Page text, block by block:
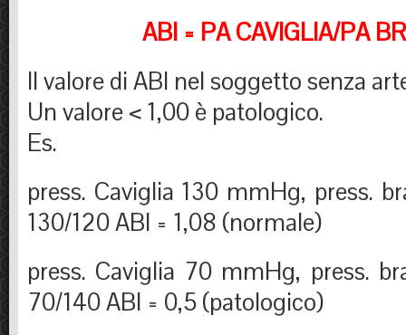
ABI = PA CAVIGLIA/PA
Il valore di ABI nel soggetto senza
Un valore < 1,00 è patologico.
Es.
press. Caviglia 130 mmHg, press.
130/120 ABI = 1,08 (normale)
press. Caviglia 70 mmHg, press.
70/140 ABI = 0,5 (patologico)